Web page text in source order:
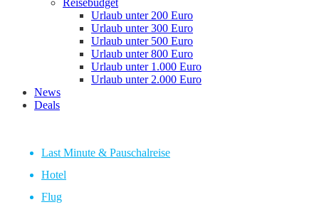
Reisebudget
Urlaub unter 200 Euro
Urlaub unter 300 Euro
Urlaub unter 500 Euro
Urlaub unter 800 Euro
Urlaub unter 1.000 Euro
Urlaub unter 2.000 Euro
News
Deals
Last Minute & Pauschalreise
Hotel
Flug